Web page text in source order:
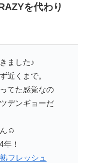
を代わり
ました♪
近くまで。
てた感覚なの
デンギョーだ
☺️
！
フレッシュ